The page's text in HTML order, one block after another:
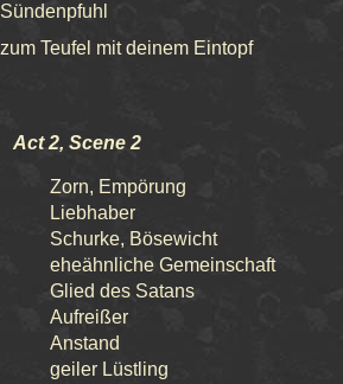
Sündenpfuhl
zum Teufel mit deinem Eintopf
Act 2, Scene 2
Zorn, Empörung
Liebhaber
Schurke, Bösewicht
eheähnliche Gemeinschaft
Glied des Satans
Aufreißer
Anstand
geiler Lüstling